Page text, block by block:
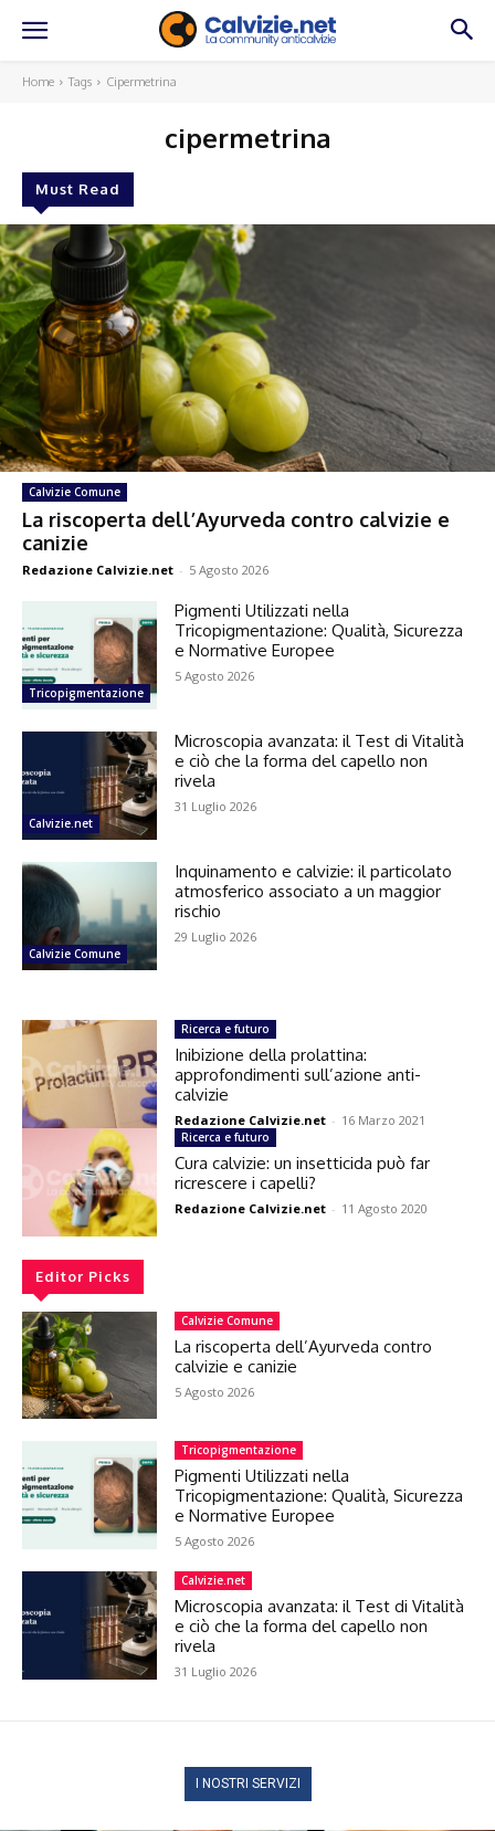
Home Tags Cipermetrina
cipermetrina
Must Read
Calvizie Comune
La riscoperta dell’Ayurveda contro calvizie e
canizie
Redazione Calvizie.net - 5 Agosto 2026
Tricopigmentazione
Pigmenti Utilizzati nella
Tricopigmentazione: Qualità, Sicurezza
e Normative Europee
5 Agosto 2026
Calvizie.net
Microscopia avanzata: il Test di Vitalità
e ciò che la forma del capello non
rivela
31 Luglio 2026
Calvizie Comune
Inquinamento e calvizie: il particolato
atmosferico associato a un maggior
rischio
29 Luglio 2026
Ricerca e futuro
Inibizione della prolattina:
approfondimenti sull’azione anti-
calvizie
Redazione Calvizie.net - 16 Marzo 2021
Ricerca e futuro
Cura calvizie: un insetticida può far
ricrescere i capelli?
Redazione Calvizie.net - 11 Agosto 2020
Editor Picks
Calvizie Comune
La riscoperta dell’Ayurveda contro
calvizie e canizie
5 Agosto 2026
Tricopigmentazione
Pigmenti Utilizzati nella
Tricopigmentazione: Qualità, Sicurezza
e Normative Europee
5 Agosto 2026
Calvizie.net
Microscopia avanzata: il Test di Vitalità
e ciò che la forma del capello non
rivela
31 Luglio 2026
I NOSTRI SERVIZI